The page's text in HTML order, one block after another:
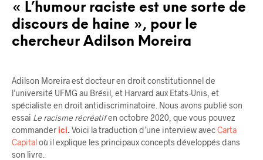
« L’humour raciste est une sorte de
discours de haine », pour le
chercheur Adilson Moreira
Adilson Moreira est docteur en droit constitutionnel de
l’université UFMG au Brésil, et Harvard aux Etats-Unis, et
spécialiste en droit antidiscriminatoire. Nous avons publié son
essai Le racisme récréatifen octobre 2020, que vous pouvez
commander ici.Voici la traduction d’une interview avecCarta
Capitaloù il explique les principaux concepts développés dans
son livre.